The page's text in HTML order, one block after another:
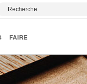
Recherche
FAIRE